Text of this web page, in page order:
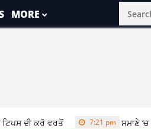
MORE
ਵਰਤੋਂ 7:21 pm ਸਮਾਣੇ ‘ਚ ਅਕਾਲੀ ਦਲ